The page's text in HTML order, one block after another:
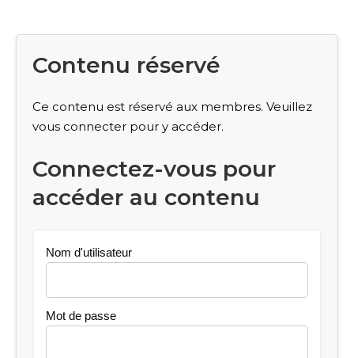
Contenu réservé
Ce contenu est réservé aux membres. Veuillez
vous connecter pour y accéder.
Connectez-vous pour
accéder au contenu
Nom d'utilisateur
Mot de passe